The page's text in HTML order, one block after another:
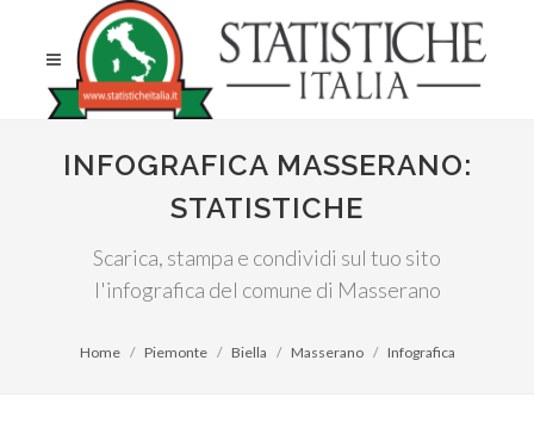
INFOGRAFICA MASSERANO:
STATISTICHE
Scarica, stampa e condividi sul tuo sito
l'infografica del comune di Masserano
Home Piemonte Biella Masserano Infografica